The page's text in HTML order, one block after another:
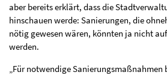
aber bereits erklärt, dass die
hinschauen werde: Sanierungen, die
nötig gewesen wären, könnten ja nicht
werden.
„Für notwendige